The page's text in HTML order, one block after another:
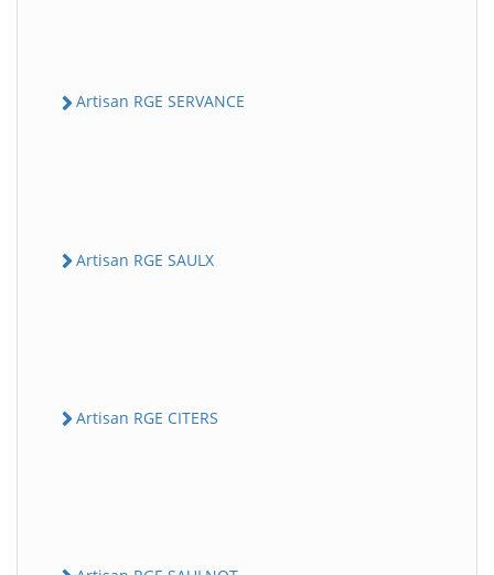
Artisan RGE SERVANCE
Artisan RGE SAULX
Artisan RGE CITERS